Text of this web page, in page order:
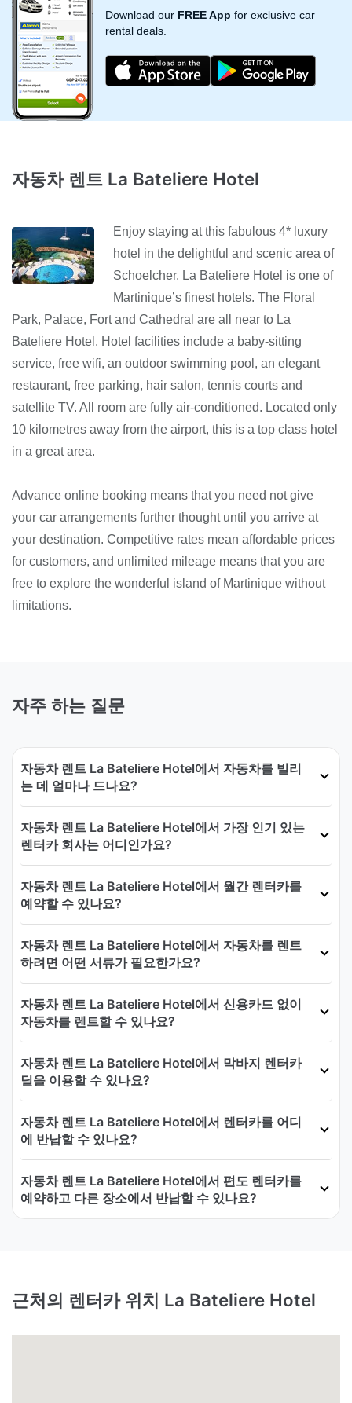
Download our FREE App for exclusive car
rental deals.
자동차 렌트 La Bateliere Hotel
Enjoy staying at this fabulous 4* luxury
hotel in the delightful and scenic area of
Schoelcher. La Bateliere Hotel is one of
Martinique’s finest hotels. The Floral
Park, Palace, Fort and Cathedral are all near to La
Bateliere Hotel. Hotel facilities include a baby-sitting
service, free wifi, an outdoor swimming pool, an elegant
restaurant, free parking, hair salon, tennis courts and
satellite TV. All room are fully air-conditioned. Located only
10 kilometres away from the airport, this is a top class hotel
in a great area.
Advance online booking means that you need not give
your car arrangements further thought until you arrive at
your destination. Competitive rates mean affordable prices
for customers, and unlimited mileage means that you are
free to explore the wonderful island of Martinique without
limitations.
자주 하는 질문
자동차 렌트 La Bateliere Hotel에서 자동차를 빌리
는 데 얼마나 드나요?
자동차 렌트 La Bateliere Hotel에서 가장 인기 있는
렌터카 회사는 어디인가요?
자동차 렌트 La Bateliere Hotel에서 월간 렌터카를
예약할 수 있나요?
자동차 렌트 La Bateliere Hotel에서 자동차를 렌트
하려면 어떤 서류가 필요한가요?
자동차 렌트 La Bateliere Hotel에서 신용카드 없이
자동차를 렌트할 수 있나요?
자동차 렌트 La Bateliere Hotel에서 막바지 렌터카
딜을 이용할 수 있나요?
자동차 렌트 La Bateliere Hotel에서 렌터카를 어디
에 반납할 수 있나요?
자동차 렌트 La Bateliere Hotel에서 편도 렌터카를
예약하고 다른 장소에서 반납할 수 있나요?
근처의 렌터카 위치 La Bateliere Hotel